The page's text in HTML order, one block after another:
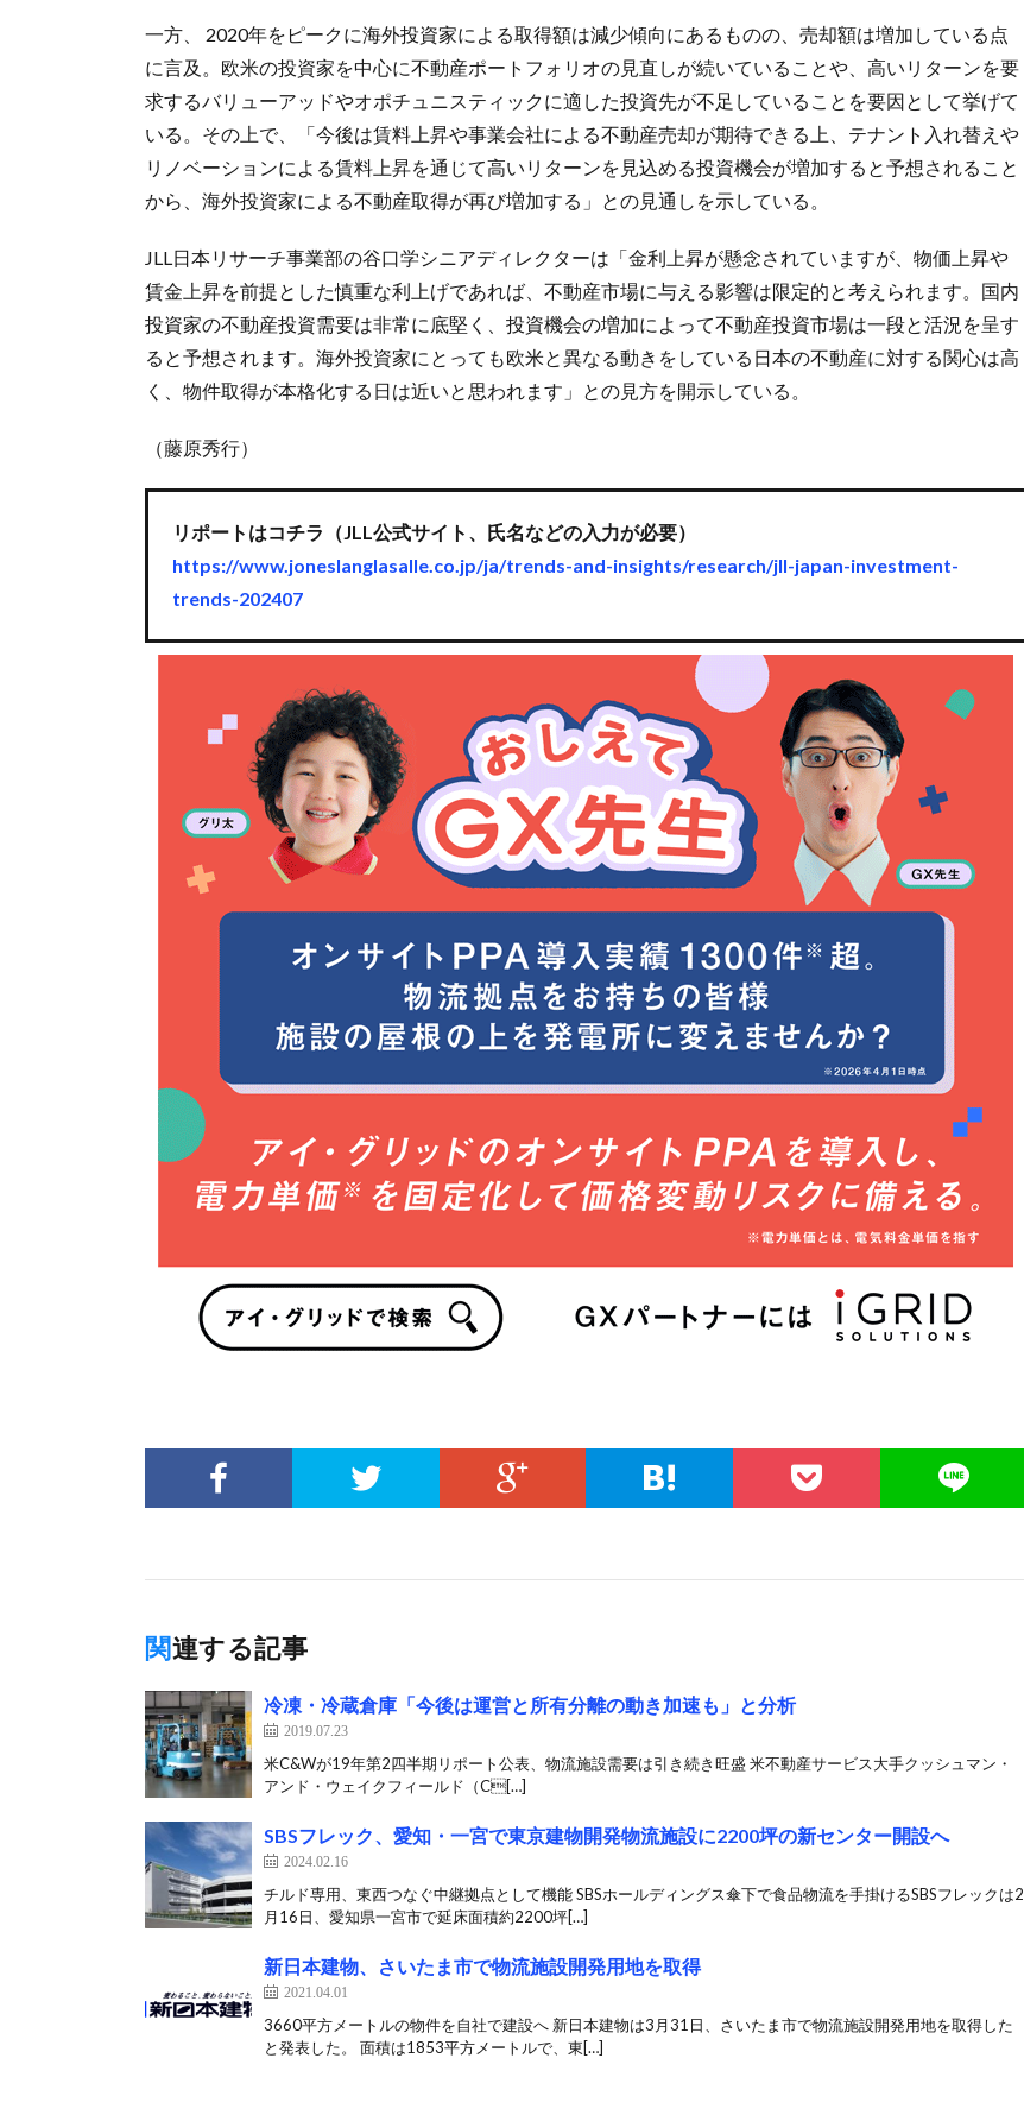
一方、 2020年をピークに海外投資家による取得額は減少傾向にあるものの、売却額は増加している点
に言及。欧米の投資家を中心に不動産ポートフォリオの見直しが続いていることや、高いリターンを要
求するバリューアッドやオポチュニスティックに適した投資先が不足していることを要因として挙げて
いる。その上で、「今後は賃料上昇や事業会社による不動産売却が期待できる上、テナント入れ替えや
リノベーションによる賃料上昇を通じて高いリターンを見込める投資機会が増加すると予想されること
から、海外投資家による不動産取得が再び増加する」との見通しを示している。
JLL日本リサーチ事業部の谷口学シニアディレクターは「金利上昇が懸念されていますが、物価上昇や
賃金上昇を前提とした慎重な利上げであれば、不動産市場に与える影響は限定的と考えられます。国内
投資家の不動産投資需要は非常に底堅く、投資機会の増加によって不動産投資市場は一段と活況を呈す
ると予想されます。海外投資家にとっても欧米と異なる動きをしている日本の不動産に対する関心は高
く、物件取得が本格化する日は近いと思われます」との見方を開示している。
（藤原秀行）
リポートはコチラ（JLL公式サイト、氏名などの入力が必要）
https://www.joneslanglasalle.co.jp/ja/trends-and-insights/research/jll-japan-investment-
trends-202407
関連する記事
冷凍・冷蔵倉庫「今後は運営と所有分離の動き加速も」と分析
2019.07.23
米C&Wが19年第2四半期リポート公表、物流施設需要は引き続き旺盛 米不動産サービス大手クッシュマン・
アンド・ウェイクフィールド（C[…]
SBSフレック、愛知・一宮で東京建物開発物流施設に2200坪の新センター開設へ
2024.02.16
チルド専用、東西つなぐ中継拠点として機能 SBSホールディングス傘下で食品物流を手掛けるSBSフレックは2
月16日、愛知県一宮市で延床面積約2200坪[…]
新日本建物、さいたま市で物流施設開発用地を取得
2021.04.01
3660平方メートルの物件を自社で建設へ 新日本建物は3月31日、さいたま市で物流施設開発用地を取得した
と発表した。 面積は1853平方メートルで、東[…]